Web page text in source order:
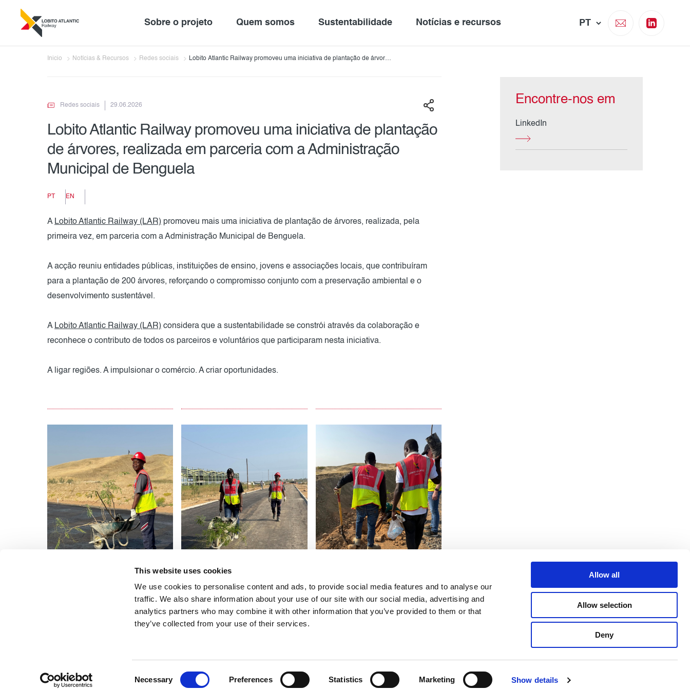
This website uses cookies
We use cookies to personalise content and ads, to provide social media features and to analyse our
traffic. We also share information about your use of our site with our social media, advertising and
analytics partners who may combine it with other information that you’ve provided to them or that
they’ve collected from your use of their services.
Necessary Preferences Statistics Marketing Show details
Allow all
Allow selection
Deny
Sobre o projeto Quem somos Sustentabilidade Notícias e recursos
Inicio Notícias & Recursos Redes sociais Lobito Atlantic Railway promoveu uma iniciativa de plantação de árvores,
Redes sociais 29.06.2026
Lobito Atlantic Railway promoveu uma iniciativa de plantação
de árvores, realizada em parceria com a Administração
Municipal de Benguela
PT EN
A Lobito Atlantic Railway (LAR) promoveu mais uma iniciativa de plantação de árvores, realizada, pela
primeira vez, em parceria com a Administração Municipal de Benguela.
A acção reuniu entidades públicas, instituições de ensino, jovens e associações locais, que contribuíram
para a plantação de 200 árvores, reforçando o compromisso conjunto com a preservação ambiental e o
desenvolvimento sustentável.
A Lobito Atlantic Railway (LAR) considera que a sustentabilidade se constrói através da colaboração e
reconhece o contributo de todos os parceiros e voluntários que participaram nesta iniciativa.
A ligar regiões. A impulsionar o comércio. A criar oportunidades.
Encontre-nos em
LinkedIn
Direitos de autor © 2026 Lobito Atlantic Railway